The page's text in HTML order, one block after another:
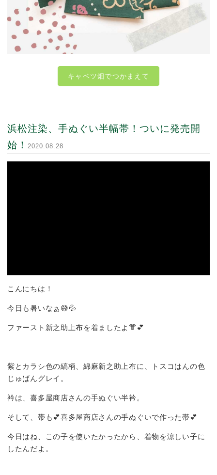
キャベツ畑でつかまえて
浜松注染、手ぬぐい半幅帯！ついに発売開
始！
2020.08.28
こんにちは！
今日も暑いなぁ😅💦
ファースト新之助上布を着ましたよ👘💕
紫とカラシ色の縞柄、綿麻新之助上布に、トスコはんの色
じゅばんグレイ。
衿は、喜多屋商店さんの手ぬぐい半衿。
そして、帯も💕喜多屋商店さんの手ぬぐいで作った帯💕
今日はね、この子を使いたかったから、着物を涼しい子に
したんだよ。